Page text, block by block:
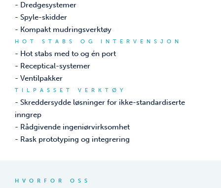
- Dredgesystemer
- Spyle-skidder
- Kompakt mudringsverktøy
HOT STABS OG INTERVENSJON
- Hot stabs med to og én port
- Receptical-systemer
- Ventilpakker
TILPASSET VERKTØY
- Skreddersydde løsninger for ikke-standardiserte
inngrep
- Rådgivende ingeniørvirksomhet
- Rask prototyping og integrering
HVORFOR OSS